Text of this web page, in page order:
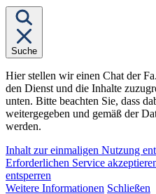
Suche
Hier stellen wir einen Chat der
den Dienst und die Inhalte
unten. Bitte beachten Sie, dass
weitergegeben und gemäß der
werden.
Inhalt zur einmaligen Nutzung
Erforderlichen Service
entsperren
Weitere Informationen Schließen